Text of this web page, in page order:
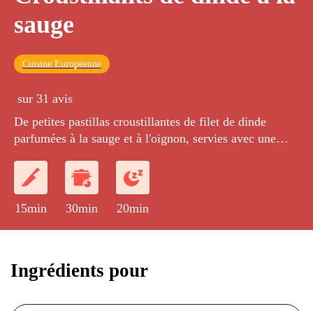
sauge
Cuisine Européenne
sur 31 avis
De petites pastillas croustillantes de filet de dinde
parfumées à la sauge et à l'oignon, servies avec une
15min 30min 20min
Ingrédients pour